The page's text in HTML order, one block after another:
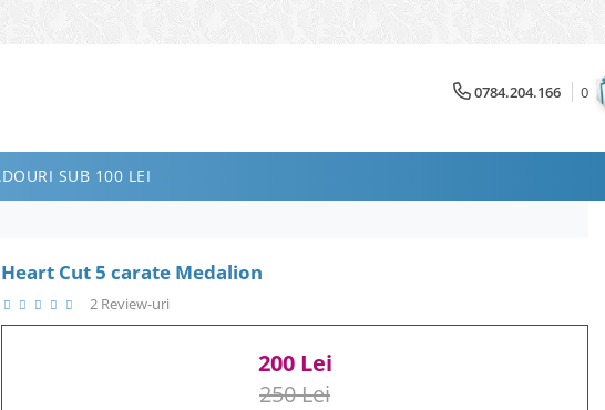
0784.204.166 0
SUB 100 LEI
Heart Cut 5 carate Medalion
2 Review-uri
200 Lei
250 Lei